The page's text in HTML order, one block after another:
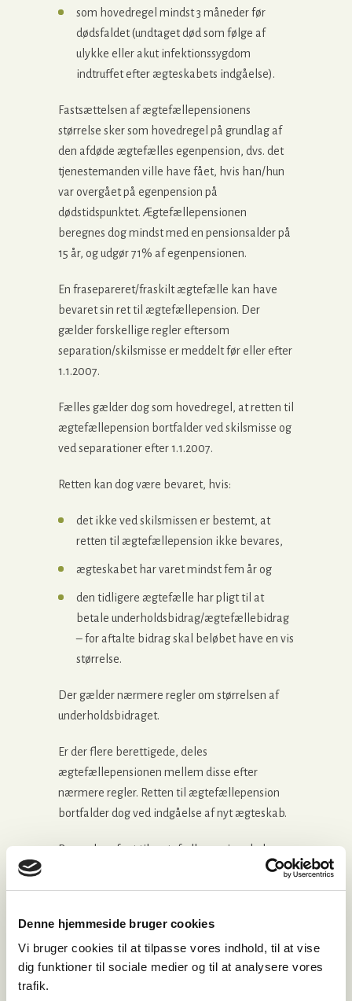
Denne hjemmeside bruger cookies
Vi bruger cookies til at tilpasse vores indhold, til at vise
dig funktioner til sociale medier og til at analysere vores
trafik.
som hovedregel mindst 3 måneder før
dødsfaldet (undtaget død som følge af
ulykke eller akut infektionssygdom
indtruffet efter ægteskabets indgåelse).
Fastsættelsen af ægtefællepensionens
størrelse sker som hovedregel på grundlag af
den afdøde ægtefælles egenpension, dvs. det
tjenestemanden ville have fået, hvis han/hun
var overgået på egenpension på
dødstidspunktet. Ægtefællepensionen
beregnes dog mindst med en pensionsalder på
15 år, og udgør 71% af egenpensionen.
En frasepareret/fraskilt ægtefælle kan have
bevaret sin ret til ægtefællepension. Der
gælder forskellige regler eftersom
separation/skilsmisse er meddelt før eller efter
1.1.2007.
Fælles gælder dog som hovedregel, at retten til
ægtefællepension bortfalder ved skilsmisse og
ved separationer efter 1.1.2007.
Retten kan dog være bevaret, hvis:
det ikke ved skilsmissen er bestemt, at
retten til ægtefællepension ikke bevares,
ægteskabet har varet mindst fem år og
den tidligere ægtefælle har pligt til at
betale underholdsbidrag/ægtefællebidrag
– for aftalte bidrag skal beløbet have en vis
størrelse.
Der gælder nærmere regler om størrelsen af
underholdsbidraget.
Er der flere berettigede, deles
ægtefællepensionen mellem disse efter
nærmere regler. Retten til ægtefællepension
bortfalder dog ved indgåelse af nyt ægteskab.
Bevarelse af ret til ægtefællepension skal
herudover:
Der er ikke ægtefællepensionsret til